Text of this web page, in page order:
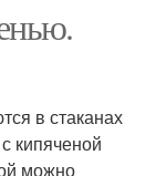
в стаканах
кипяченой
можно